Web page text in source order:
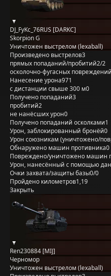
DJ_FyKc_76RUS [DARKC]
Skorpion G
Уничтожен выстрелом (lexaball)
Произведено выстрелов3
прямых попаданий/пробитий2/2
осколочно-фугасных повреждений
Нанесение урона971
с дистанции свыше 300 м0
Получено попаданий3
пробитий2
не нанёсших урон0
Получено попаданий осколками1
Урон, заблокированный бронёй0
Урон союзникам (уничтожено/
Обнаружено машин противника0
Повреждено/уничтожено машин
Урон, нанесённый с помощью
Очки захвата/защиты базы0/0
Пройдено километров1,19
Закрыть
Ren230884 [MIJ]
Черномор
Уничтожен выстрелом (lexaball)